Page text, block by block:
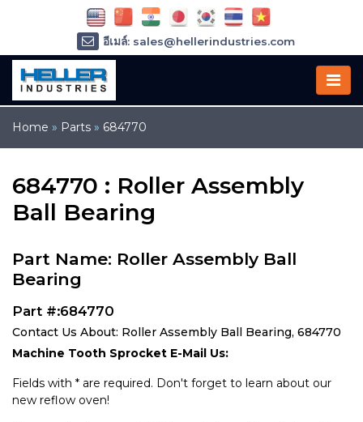
Home » Parts » 684770
684770 : Roller Assembly
Ball Bearing
Part Name: Roller Assembly Ball
Bearing
Part #:684770
Contact Us About: Roller Assembly Ball Bearing, 684770
Machine Tooth Sprocket E-Mail Us:
Fields with * are required. Don't forget to learn about our
new reflow oven!
อีเมล์: sales@hellerindustries.com
อีเมล์: service@hellerindustries.com
โทรศัพท์ :